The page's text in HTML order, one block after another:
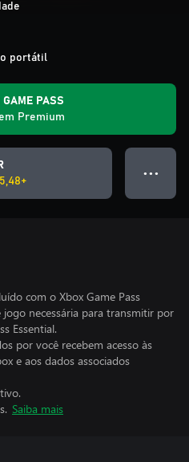
portátil
GAME PASS
Premium
● ● ●
com o Xbox Game Pass
necessária para transmitir por
Essential.
por você recebem acesso às
e aos dados associados
Saiba mais